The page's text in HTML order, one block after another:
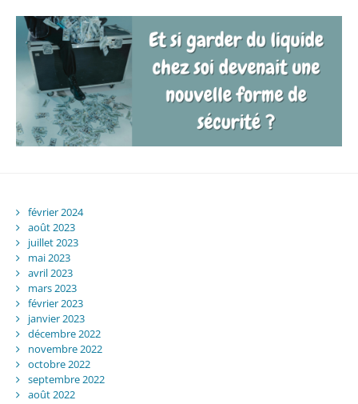
février 2024
août 2023
juillet 2023
mai 2023
avril 2023
mars 2023
février 2023
janvier 2023
décembre 2022
novembre 2022
octobre 2022
septembre 2022
août 2022